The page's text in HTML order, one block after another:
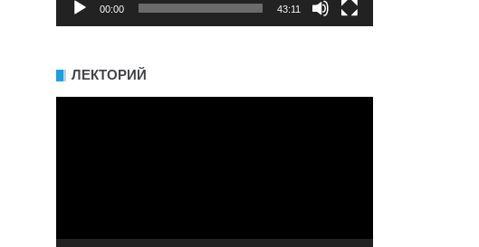
00:00 43:11
ЛЕКТОРИЙ